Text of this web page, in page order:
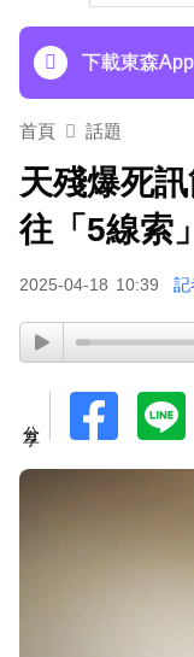
下載東森
首頁 話題
天殘爆死
往「5線索
2025-04-18 10:39 記